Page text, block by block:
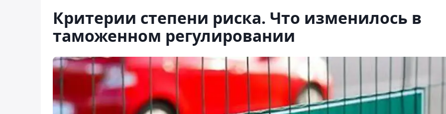
Критерии степени риска. Что изменилось в
таможенном регулировании